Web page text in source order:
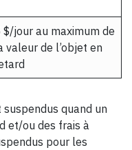
$/jour au maximum de
valeur de l’objet en
quand un
et/ou des frais à
pour les